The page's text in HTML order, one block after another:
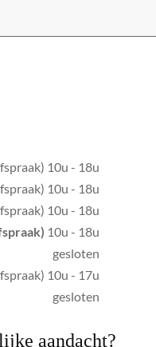
10u - 18u
10u - 18u
10u - 18u
10u - 18u
gesloten
10u - 17u
gesloten
aandacht?